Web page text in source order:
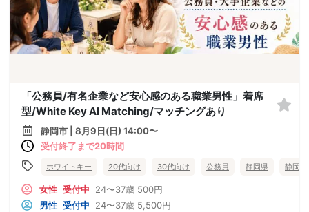
「公務員/有名企業など安心感のある職業男性」着席
型/White Key AI Matching/マッチングあり
静岡市 | 8月9日(日) 14:00〜
受付終了まで20時間
ホワイトキー 20代向け 30代向け 公務員 静岡県 静岡市
女性 受付中 24〜37歳 500円
男性 受付中 24〜37歳 5,500円